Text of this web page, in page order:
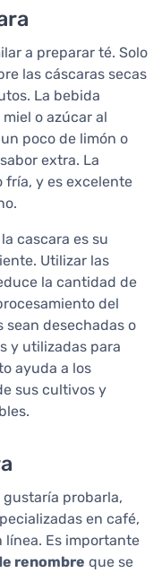
a preparar té. Solo
las cáscaras secas
La bebida
o azúcar al
poco de limón o
extra. La
fría, y es excelente
cascara es su
Utilizar las
la cantidad de
del
sean desechadas o
y utilizadas para
ayuda a los
sus cultivos y
probarla,
en café,
Es importante
renombre que se